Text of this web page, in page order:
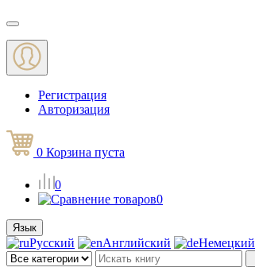
Меню
Регистрация
Авторизация
0 Корзина пуста
0
0
Язык
Русский Английский Немецкий